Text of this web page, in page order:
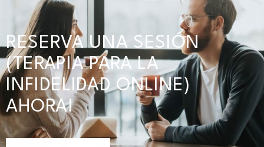
RESERVA UNA SESIÓN
(TERAPIA PARA LA
INFIDELIDAD ONLINE)
AHORA!